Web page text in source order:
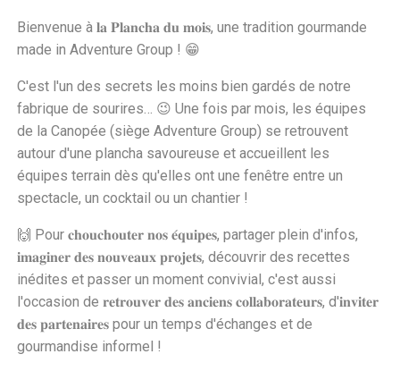
Bienvenue à 𝐥𝐚 𝐏𝐥𝐚𝐧𝐜𝐡𝐚 𝐝𝐮 𝐦𝐨𝐢𝐬, une tradition gourmande
made in Adventure Group ! 😁
C'est l'un des secrets les moins bien gardés de notre
fabrique de sourires… 😉 Une fois par mois, les équipes
de la Canopée (siège Adventure Group) se retrouvent
autour d'une plancha savoureuse et accueillent les
équipes terrain dès qu'elles ont une fenêtre entre un
spectacle, un cocktail ou un chantier !
🙌 Pour 𝐜𝐡𝐨𝐮𝐜𝐡𝐨𝐮𝐭𝐞𝐫 𝐧𝐨𝐬 𝐞́𝐪𝐮𝐢𝐩𝐞𝐬, partager plein d'infos,
𝐢𝐦𝐚𝐠𝐢𝐧𝐞𝐫 𝐝𝐞𝐬 𝐧𝐨𝐮𝐯𝐞𝐚𝐮𝐱 𝐩𝐫𝐨𝐣𝐞𝐭𝐬, découvrir des recettes
inédites et passer un moment convivial, c'est aussi
l'occasion de 𝐫𝐞𝐭𝐫𝐨𝐮𝐯𝐞𝐫 𝐝𝐞𝐬 𝐚𝐧𝐜𝐢𝐞𝐧𝐬 𝐜𝐨𝐥𝐥𝐚𝐛𝐨𝐫𝐚𝐭𝐞𝐮𝐫𝐬, d'𝐢𝐧𝐯𝐢𝐭𝐞𝐫
𝐝𝐞𝐬 𝐩𝐚𝐫𝐭𝐞𝐧𝐚𝐢𝐫𝐞𝐬 pour un temps d'échanges et de
gourmandise informel !